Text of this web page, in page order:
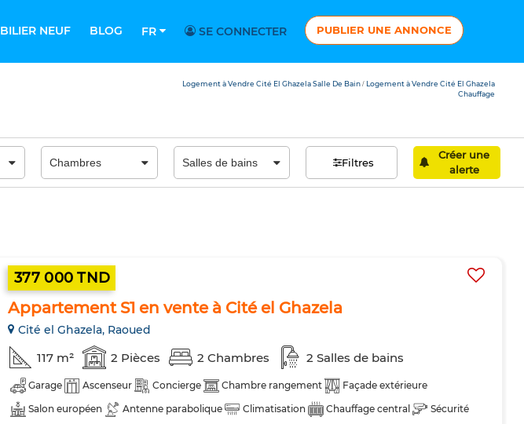
NEUF BLOG FR SE CONNECTER PUBLIER UNE ANNONCE
Logement à Vendre Cité El Ghazela Salle De Bain / Logement à Vendre Cité El Ghazela
Chauffage
Filtres
Créer une
alerte
377 000 TND
Appartement S1 en vente à Cité el Ghazela
Cité el Ghazela, Raoued
117 m² 2 Pièces 2 Chambres 2 Salles de bains
Garage Ascenseur Concierge Chambre rangement
Façade extérieure
Salon européen
Antenne parabolique Climatisation Chauffage central
Sécurité